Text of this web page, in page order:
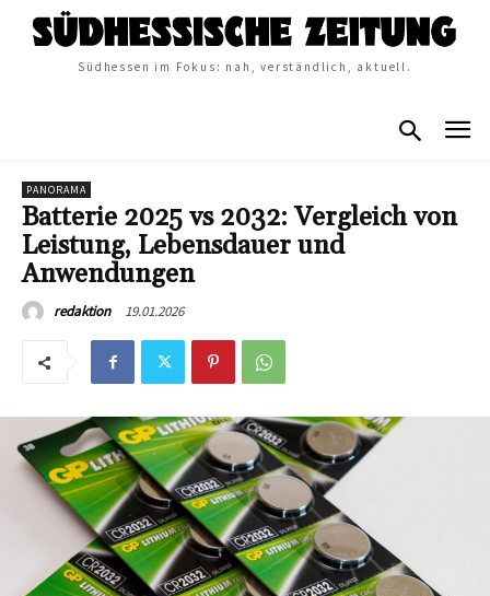
Südhessen im Fokus: nah, verständlich, aktuell.
PANORAMA
Batterie 2025 vs 2032: Vergleich von
Leistung, Lebensdauer und
Anwendungen
redaktion 19.01.2026